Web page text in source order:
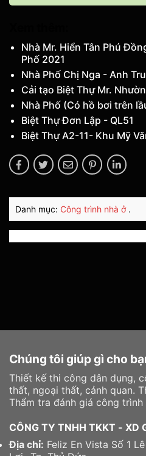
Nhà Mr. Hiển Tân Phú
Phố 2021
Nhà Phố Chị Nga - Anh
Cải tạo Biệt Thự Mr.
Nhà Phố (Có hồ bơi trên
Biệt Thự Đơn Lập - QL51
Biệt Thự A2-11- Khu Mỹ
Danh mục: Công trình nhà ở .
Chúng tôi giúp gì cho
Thiết kế thi công dân dụng,
thất, ngoại thất, cảnh quan.
Thẩm tra đánh giá công
CÔNG TY TNHH TKKT - XD
Địa chỉ: Feliz En Vista Số 1